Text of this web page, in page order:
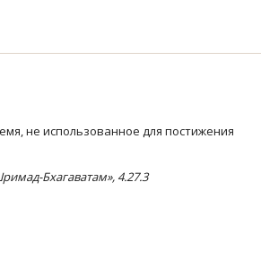
не использованное для постижения
Бхагаватам», 4.27.3